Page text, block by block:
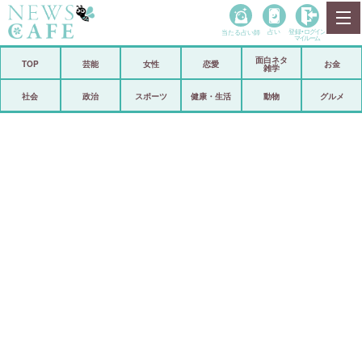
政治
当たる占い師 占い 登録• ログイン
マイルーム
TOP 芸能 女性 恋愛
面白ネタ
雑学
お金
社会 政治 スポーツ 健康・生活 動物 グルメ